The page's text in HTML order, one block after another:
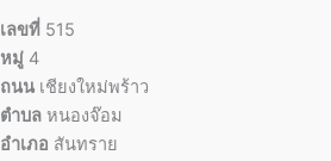
เลขที่ 515
หมู่ 4
ถนน เชียงใหม่พร้าว
ตำบล หนองจ๊อม
อำเภอ สันทราย